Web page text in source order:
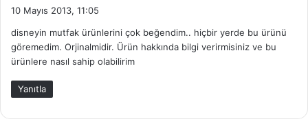
i
k
:
10 Mayıs 2013, 11:05
disneyin mutfak ürünlerini çok beğendim.. hiçbir yerde bu ürünü
göremedim. Orjinalmidir. Ürün hakkında bilgi verirmisiniz ve bu
ürünlere nasıl sahip olabilirim
Yanıtla